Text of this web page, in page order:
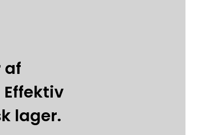
af
lager.